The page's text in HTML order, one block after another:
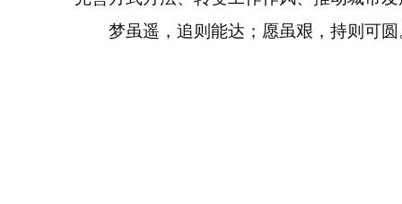
梦虽遥，追则能达；愿虽艰，持则可圆